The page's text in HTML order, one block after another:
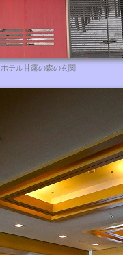
ホテル甘露の森の玄関